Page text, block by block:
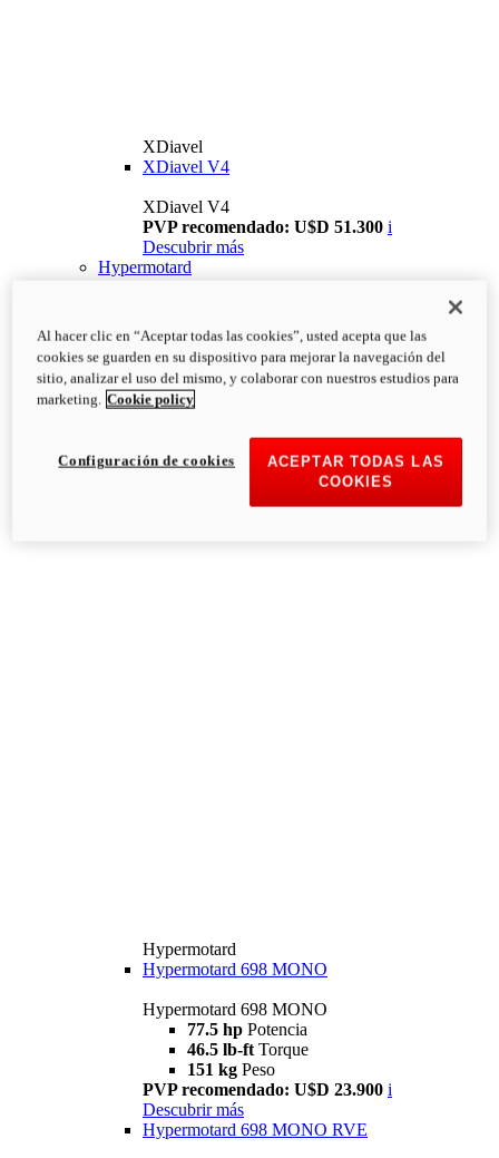
XDiavel
XDiavel V4
XDiavel V4
PVP recomendado: U$D 51.300 i
Descubrir más
Hypermotard
Hypermotard
Hypermotard 698 MONO
Hypermotard 698 MONO
77.5 hp Potencia
46.5 lb-ft Torque
151 kg Peso
PVP recomendado: U$D 23.900 i
Descubrir más
Hypermotard 698 MONO RVE
Al hacer clic en “Aceptar todas las cookies”, usted acepta que las
cookies se guarden en su dispositivo para mejorar la navegación del
sitio, analizar el uso del mismo, y colaborar con nuestros estudios para
marketing. Cookie policy
ACEPTAR TODAS LAS
COOKIES
Configuración de cookies